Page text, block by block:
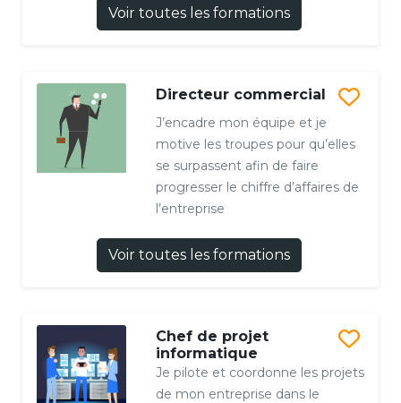
Voir toutes les formations
Directeur commercial
J’encadre mon équipe et je
motive les troupes pour qu’elles
se surpassent afin de faire
progresser le chiffre d’affaires de
l’entreprise
Voir toutes les formations
Chef de projet
informatique
Je pilote et coordonne les projets
de mon entreprise dans le